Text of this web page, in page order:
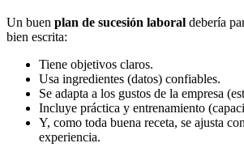
Un buen plan de sucesión laboral debería
bien escrita:
Tiene objetivos claros.
Usa ingredientes (datos) confiables.
Se adapta a los gustos de la empresa
Incluye práctica y entrenamiento
Y, como toda buena receta, se ajusta
experiencia.